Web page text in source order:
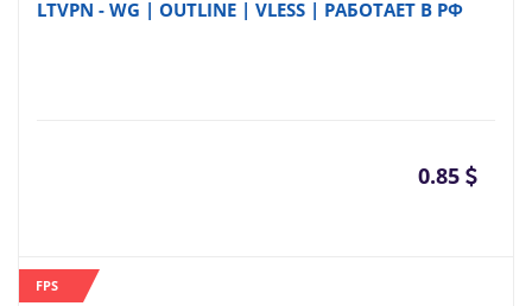
LTVPN - WG | OUTLINE | VLESS | РАБОТАЕТ В РФ
0.85
FPS